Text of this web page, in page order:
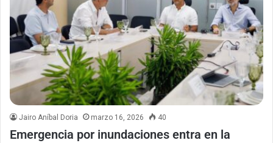
Jairo Aníbal Doria marzo 16, 2026 40
Emergencia por inundaciones entra en la